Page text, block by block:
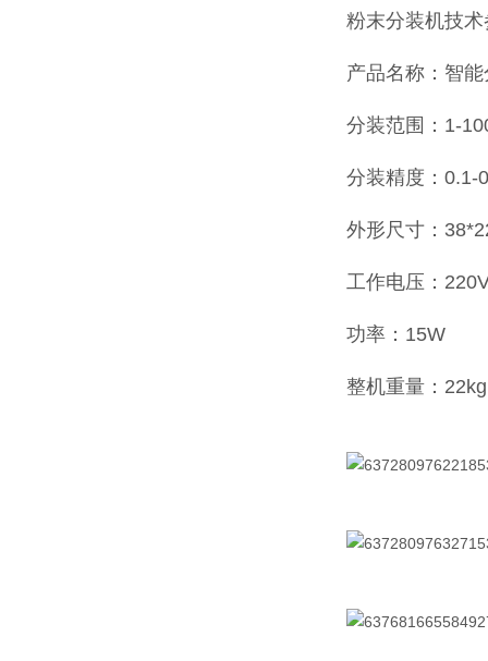
粉末分装机技术
产品名称：智
分装范围：1-
分装精度：0.1-
外形尺寸：
工作电压：
功率：15W
整机重量：22kg